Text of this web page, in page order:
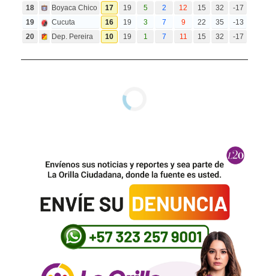
18 Boyaca Chico 17 19 5 2 12 15 32
-17
19
Cucuta 16 19 3 7 9 22 35
-13
20
Dep. Pereira 10 19 1 7 11 15 32 -17